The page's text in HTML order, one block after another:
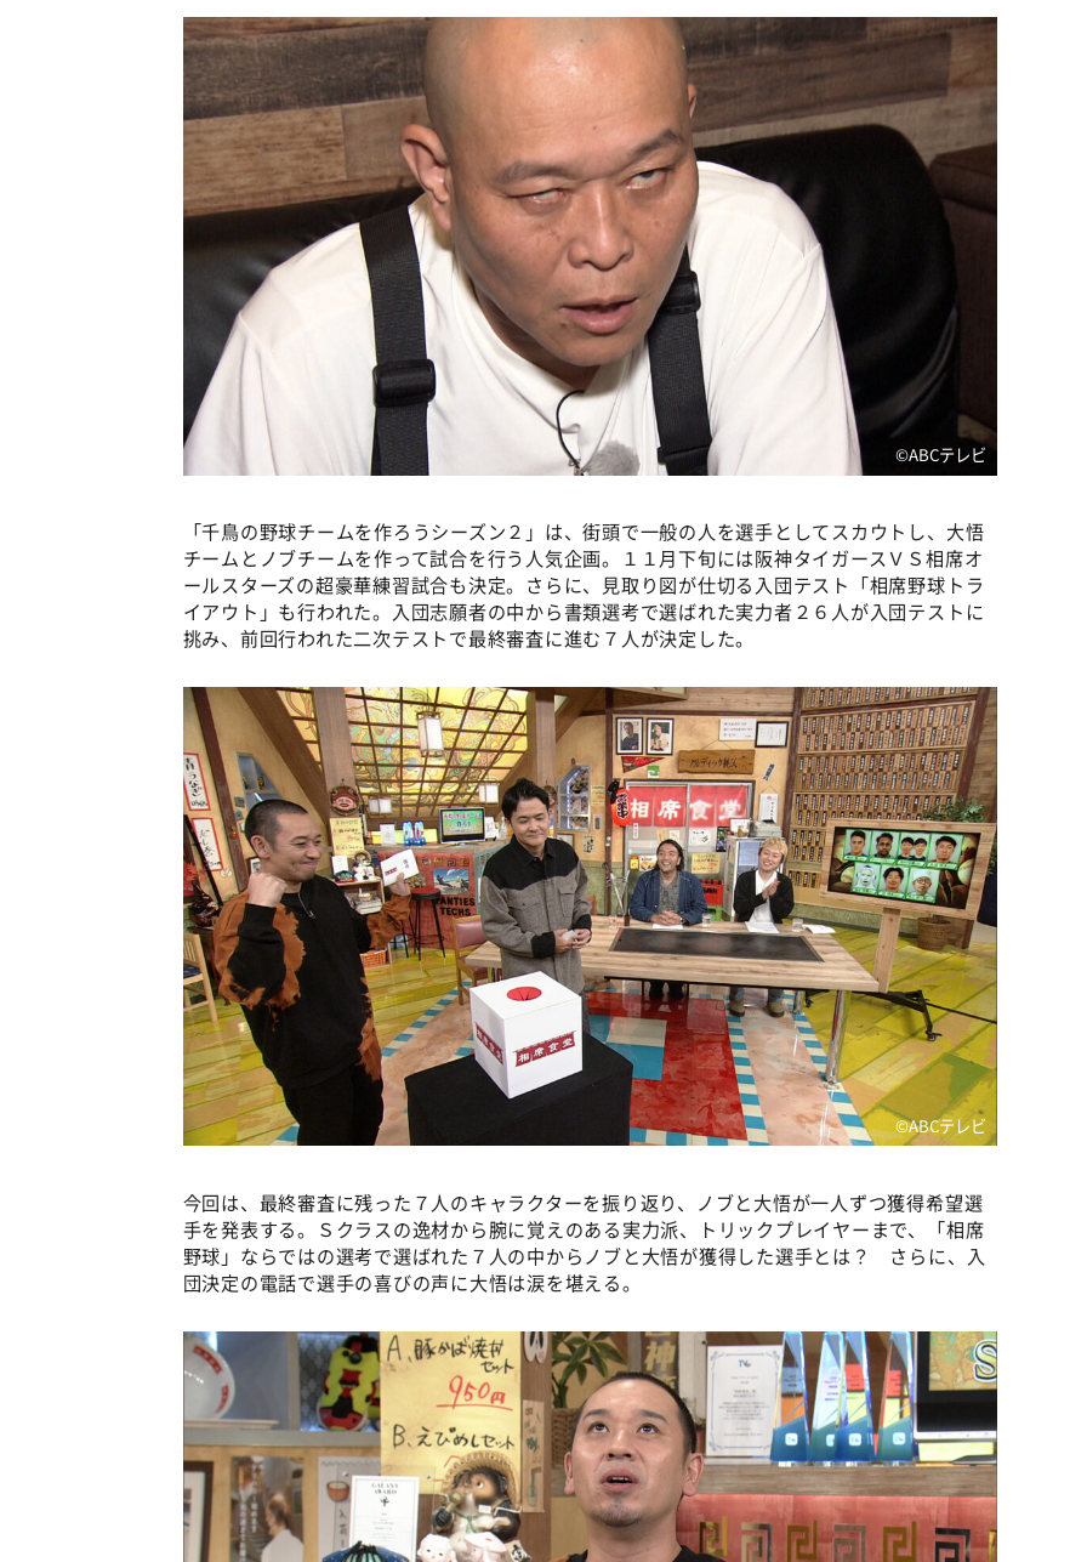
©️ABCテレビ
「千鳥の野球チームを作ろうシーズン２」は、街頭で一般の人を選手としてスカウトし、大悟
チームとノブチームを作って試合を行う人気企画。１１月下旬には阪神タイガースＶＳ相席オ
ールスターズの超豪華練習試合も決定。さらに、見取り図が仕切る入団テスト「相席野球トラ
イアウト」も行われた。入団志願者の中から書類選考で選ばれた実力者２６人が入団テストに
挑み、前回行われた二次テストで最終審査に進む７人が決定した。
©️ABCテレビ
今回は、最終審査に残った７人のキャラクターを振り返り、ノブと大悟が一人ずつ獲得希望選
手を発表する。Ｓクラスの逸材から腕に覚えのある実力派、トリックプレイヤーまで、「相席
野球」ならではの選考で選ばれた７人の中からノブと大悟が獲得した選手とは？ さらに、入
団決定の電話で選手の喜びの声に大悟は涙を堪える。